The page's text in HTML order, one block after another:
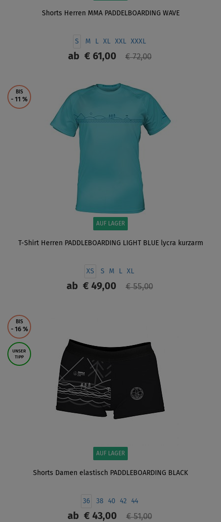
Shorts Herren MMA PADDELBOARDING WAVE
S M L XL XXL XXXL
ab € 61,00 € 72,00
ANZEIGEN
BIS
- 11 %
AUF LAGER
T-Shirt Herren PADDLEBOARDING LIGHT BLUE lycra kurzarm
XS S M L XL
ab€ 49,00 € 55,00
BIS
- 16 %
UNSER
TIPP
AUF LAGER
Shorts Damen elastisch PADDLEBOARDING BLACK
36 38 40 42 44
ab€ 43,00 € 51,00